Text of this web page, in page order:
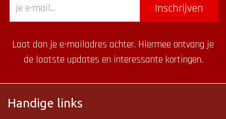
Inschrijven
Laat dan je e-mailadres achter. Hiermee ontvang je
de laatste updates en interessante kortingen.
Handige links